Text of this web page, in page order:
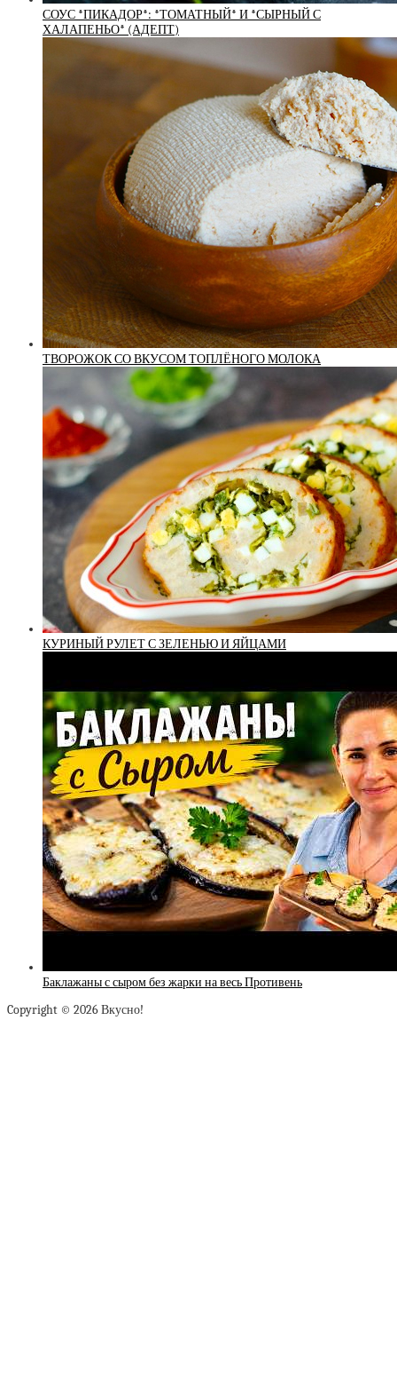
СОУС *ПИКАДОР*: *ТОМАТНЫЙ* И *СЫРНЫЙ С
ХАЛАПЕНЬО* (АДЕПТ)
ТВОРОЖОК СО ВКУСОМ ТОПЛЁНОГО МОЛОКА
КУРИНЫЙ РУЛЕТ С ЗЕЛЕНЬЮ И ЯЙЦАМИ
Баклажаны с сыром без жарки на весь Противень
Copyright © 2026 Вкусно!